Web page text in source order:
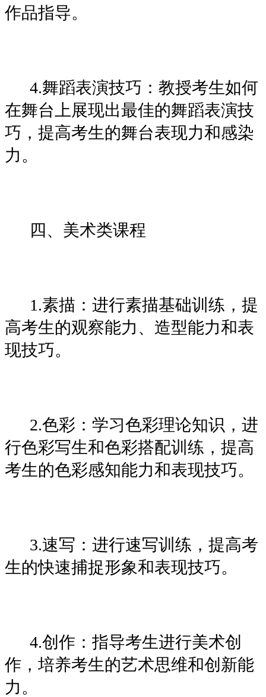
作品指导。
4.舞蹈表演技巧：教授考生如何
在舞台上展现出最佳的舞蹈表演技
巧，提高考生的舞台表现力和感染
力。
四、美术类课程
1.素描：进行素描基础训练，提
高考生的观察能力、造型能力和表
现技巧。
2.色彩：学习色彩理论知识，进
行色彩写生和色彩搭配训练，提高
考生的色彩感知能力和表现技巧。
3.速写：进行速写训练，提高考
生的快速捕捉形象和表现技巧。
4.创作：指导考生进行美术创
作，培养考生的艺术思维和创新能
力。